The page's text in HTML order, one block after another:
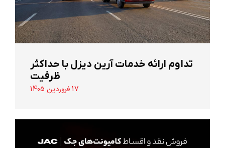
تداوم ارائه خدمات آرین دیزل با حداکثر
ظرفیت
17 فروردین 1405